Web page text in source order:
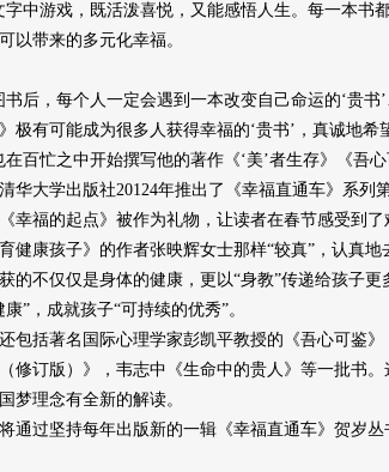
中游戏，既活泼喜悦，又能感悟人生。每一本书
以带来的多元化幸福。
后，每个人一定会遇到一本改变自己命运的‘贵
极有可能成为很多人获得幸福的‘贵书’，真诚地希
百忙之中开始撰写他的著作《‘美’者生存》《吾心
学出版社20124年推出了《幸福直通车》系列
幸福的起点》被作为礼物，让读者在春节感受到
健康孩子》的作者张映辉女士那样“较真”，认真地
的不仅仅是身体的健康，更以“身教”传递给孩子更
”，成就孩子“可持续的优秀”。
括著名国际心理学家彭凯平教授的《吾心可鉴》
修订版）》，韦志中《生命中的贵人》等一批书。
梦理念有全新的解读。
过坚持每年出版新的一辑《幸福直通车》贺岁丛